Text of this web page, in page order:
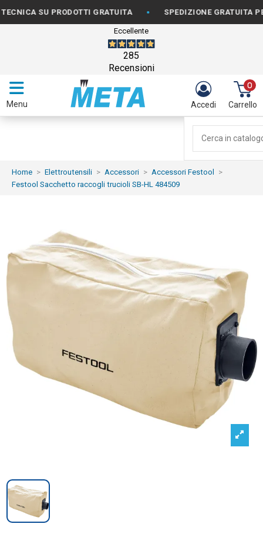
SU PRODOTTI GRATUITA • SPEDIZIONE GRATUITA PER
Eccellente
285
Recensioni
Menu Accedi
0
Carrello
Home Elettroutensili Accessori
Accessori Festool
Festool Sacchetto raccogli trucioli SB-HL 484509